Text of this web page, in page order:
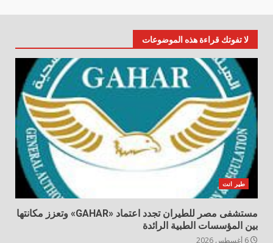
لا تفوتك قراءة هذه الموضوعات
طير انت
مستشفى مصر للطيران تجدد اعتماد «GAHAR» وتعزز مكانتها
بين المؤسسات الطبية الرائدة